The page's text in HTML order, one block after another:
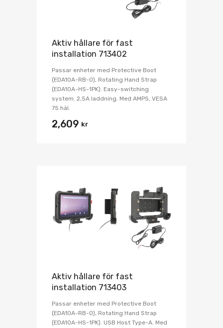
Aktiv hållare för fast
installation 713402
Passar enheter med Protective Boot
(EDA10A-RB-0), Rotating Hand Strap
(EDA10A-HS-1PK). Easy-switching
system. 2,5A laddning. Med AMPS, VESA
75 hål.
2,609 kr
Aktiv hållare för fast
installation 713403
Passar enheter med Protective Boot
(EDA10A-RB-0), Rotating Hand Strap
(EDA10A-HS-1PK). USB Host Type-A. Med